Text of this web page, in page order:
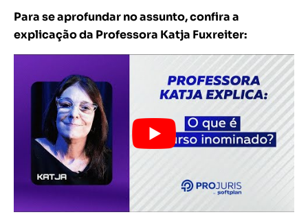
Para se aprofundar no assunto, confira a
explicação da Professora Katja Fuxreiter: